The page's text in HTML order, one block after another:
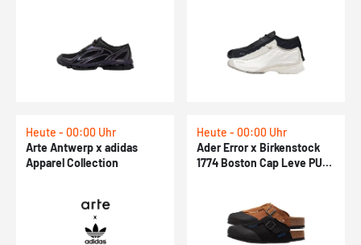
Heute - 00:00 Uhr
Arte Antwerp x adidas
Apparel Collection
Heute - 00:00 Uhr
Ader Error x Birkenstock
1774 Boston Cap Leve PU